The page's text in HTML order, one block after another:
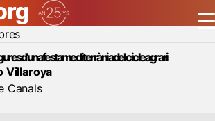
d'una festa mediterrània del cicle agrari
Villaroya
Canals